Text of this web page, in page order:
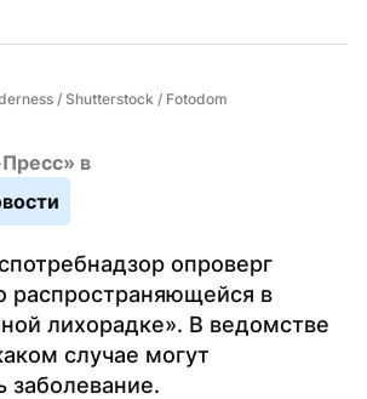
/ Shutterstock / Fotodom
в
опроверг
в
лихорадке». В ведомстве
случае могут
заболевание.